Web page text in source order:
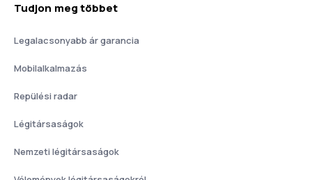
Tudjon meg többet
Legalacsonyabb ár garancia
Mobilalkalmazás
Repülési radar
Légitársaságok
Nemzeti légitársaságok